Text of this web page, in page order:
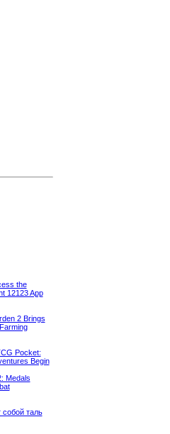
the
12123 App
2 Brings
Pocket:
Begin
Medals
собой таль